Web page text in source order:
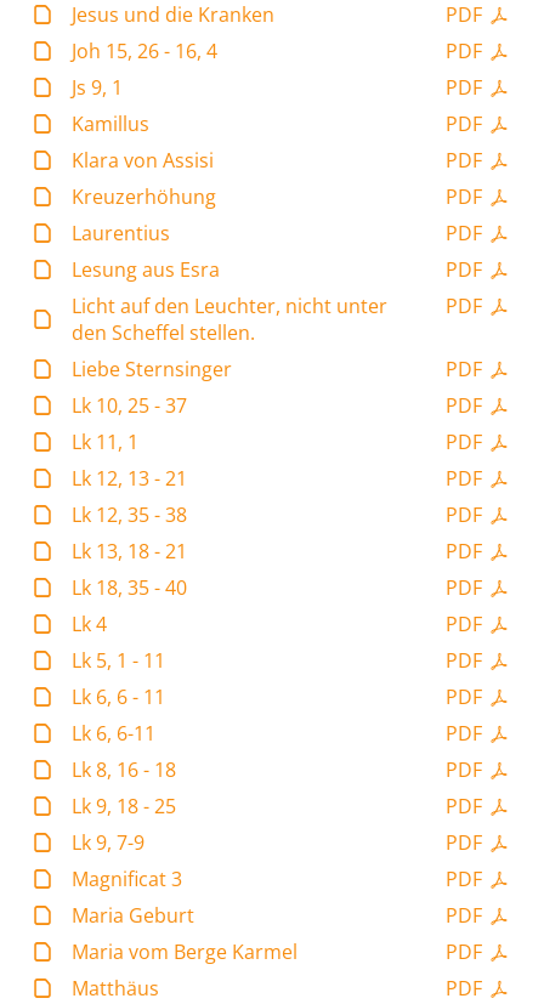
PDF
Jesus und die Kranken
PDF
Joh 15, 26 - 16, 4
PDF
Js 9, 1
PDF
Kamillus
PDF
Klara von Assisi
PDF
Kreuzerhöhung
PDF
Laurentius
PDF
Lesung aus Esra
PDF
Licht auf den Leuchter, nicht unter
den Scheffel stellen.
PDF
Liebe Sternsinger
PDF
Lk 10, 25 - 37
PDF
Lk 11, 1
PDF
Lk 12, 13 - 21
PDF
Lk 12, 35 - 38
PDF
Lk 13, 18 - 21
PDF
Lk 18, 35 - 40
PDF
Lk 4
PDF
Lk 5, 1 - 11
PDF
Lk 6, 6 - 11
PDF
Lk 6, 6-11
PDF
Lk 8, 16 - 18
PDF
Lk 9, 18 - 25
PDF
Lk 9, 7-9
PDF
Magnificat 3
PDF
Maria Geburt
PDF
Maria vom Berge Karmel
PDF
Matthäus